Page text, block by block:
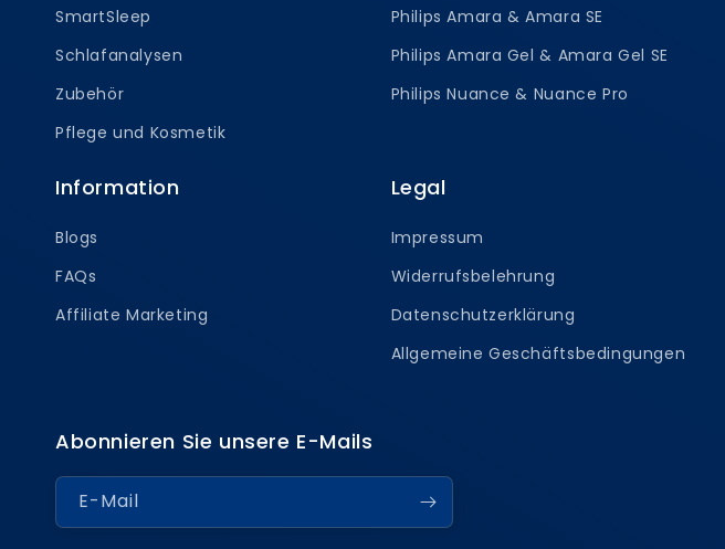
SmartSleep
Schlafanalysen
Zubehör
Pflege und Kosmetik
Philips Amara & Amara SE
Philips Amara Gel & Amara Gel SE
Philips Nuance & Nuance Pro
Information
Blogs
FAQs
Affiliate Marketing
Legal
Impressum
Widerrufsbelehrung
Datenschutzerklärung
Allgemeine Geschäftsbedingungen
Abonnieren Sie unsere E-Mails
E-Mail